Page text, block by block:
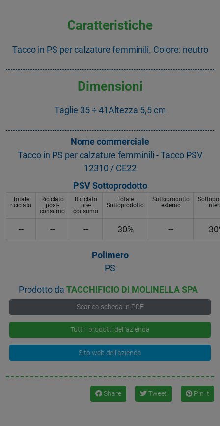
Caratteristiche
Tacco in PS per calzature femminili. Colore: neutro
Dimensioni
Taglie 35 ÷ 41Altezza 5,5 cm
Nome commerciale
Tacco in PS per calzature femminili - Tacco PSV
12310 / CE22
PSV Sottoprodotto
Totale
riciclato
Riciclato
post-
consumo
Riciclato
pre-
consumo
Totale
Sottoprodotto
Sottoprodotto
esterno
-- -- -- 30% --
Polimero
PS
Prodotto da TACCHIFICIO DI MOLINELLA SPA
Scarica scheda in PDF
Tutti i prodotti dell'azienda
Sito web dell'azienda
Share Tweet Pin it